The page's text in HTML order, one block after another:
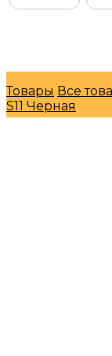
Товары Все
S11 Черная